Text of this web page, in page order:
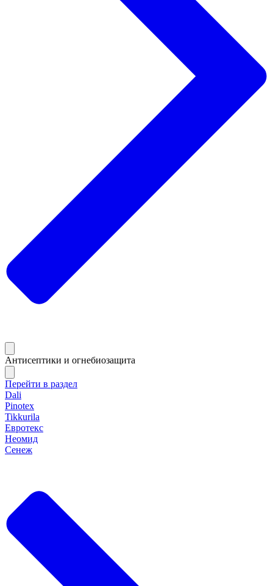
Антисептики и огнебиозащита
Перейти в раздел
Dali
Pinotex
Tikkurila
Евротекс
Неомид
Сенеж